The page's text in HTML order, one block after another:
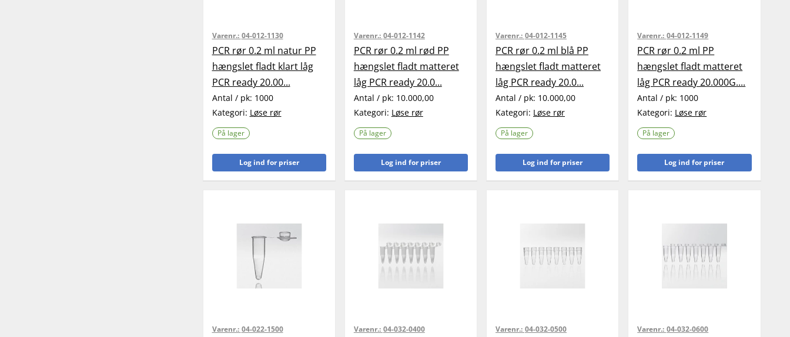
Varenr.: 04-012-1130
PCR rør 0.2 ml natur PP
hængslet fladt klart låg
PCR ready 20.00...
Antal / pk: 1000
Kategori: Løse rør
På lager
Log ind for priser
Varenr.: 04-012-1142
PCR rør 0.2 ml rød PP
hængslet fladt matteret
låg PCR ready 20.0...
Antal / pk: 10.000,00
Kategori: Løse rør
På lager
Log ind for priser
Varenr.: 04-012-1145
PCR rør 0.2 ml blå PP
hængslet fladt matteret
låg PCR ready 20.0...
Antal / pk: 10.000,00
Kategori: Løse rør
På lager
Log ind for priser
Varenr.: 04-012-1149
PCR rør 0.2 ml PP
hængslet fladt matteret
låg PCR ready 20.000G....
Antal / pk: 1000
Kategori: Løse rør
På lager
Log ind for priser
Varenr.: 04-022-1500 Varenr.: 04-032-0400 Varenr.: 04-032-0500 Varenr.: 04-032-0600